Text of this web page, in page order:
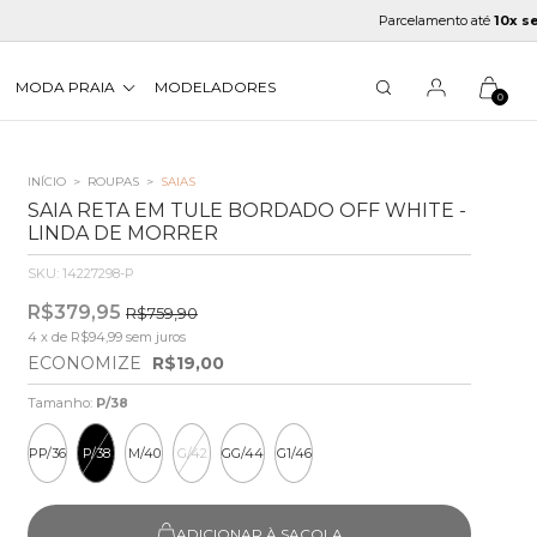
Parcelamento até10x sem
MODA PRAIA MODELADORES 0
INÍCIO > ROUPAS > SAIAS
SAIA RETA EM TULE BORDADO OFF WHITE -
LINDA DE MORRER
SKU: 14227298-P
R$379,95 R$759,90
4 x de R$94,99 sem juros
ECONOMIZE R$19,00
Tamanho: P/38
PP/36 P/38 M/40 G/42 GG/44 G1/46